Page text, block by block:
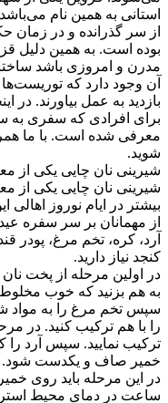
استانی به همین نام
از سر گذرانده و در زمان
بوده است. به همین دلیل
مدرن و امروزی باشد
آن وجود دارد که
بازدید به عمل بیاورند.
برای افرادی که سفری به
معرفی شده است. با ما
شوید.
شیرینی نان چایی یکی از
شیرینی نان چایی یکی
بیشتر در ایام نوروز اهالی
از مهمانان بر سر سفره
آرد، کره، تخم مرغ، پودر
کنجد نیاز دارید.
در اولین مرحله از پخت نان
به هم بزنید که خوب مخلوط
سپس تخم مرغ را به مواد
را با هم ترکیب کنید. در
ترکیب نمایید. سپس آرد را
خمیر صاف و یکدست شود.
در این مرحله باید روی
ساعت در دمای محیط